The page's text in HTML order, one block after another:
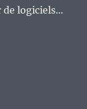
de logiciels…